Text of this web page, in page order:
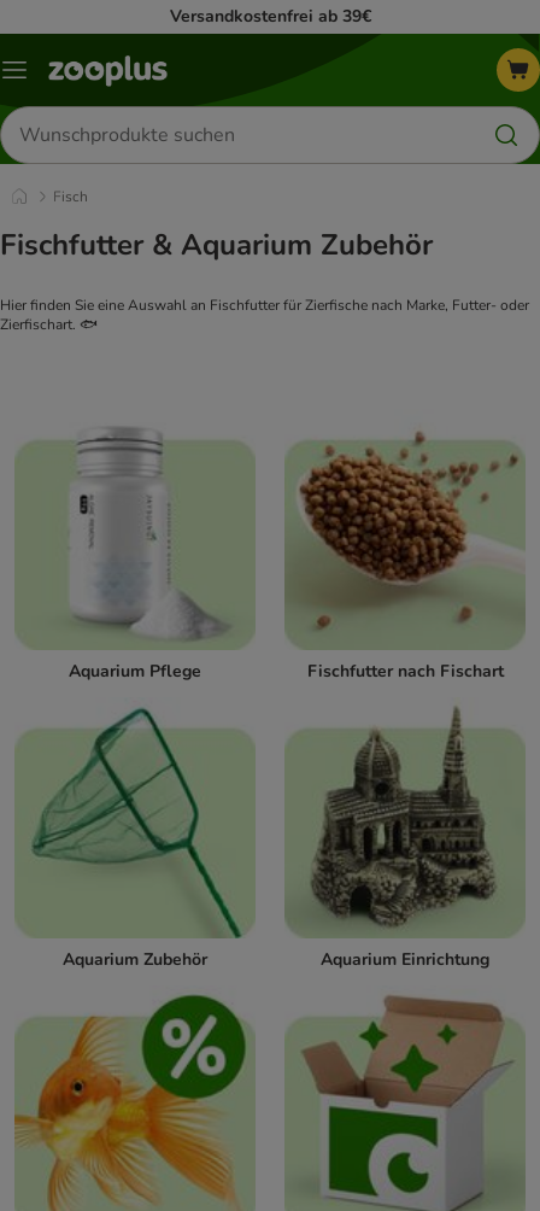
Versandkostenfrei ab 39€
Menü
Produkte
suchen
Fisch
Fischfutter & Aquarium Zubehör
Hier finden Sie eine Auswahl an Fischfutter für Zierfische nach Marke, Futter- oder
Zierfischart. 🐟
Aquarium Pflege Fischfutter nach Fischart
Aquarium Zubehör Aquarium Einrichtung